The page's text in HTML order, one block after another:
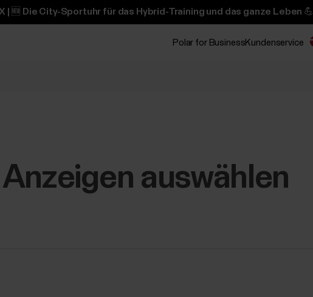
| 🆕 Die City-Sportuhr für das Hybrid-Training und das ganze Leben 💪
Polar for BusinessKundenservice
auswählen